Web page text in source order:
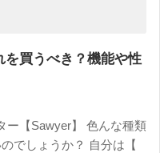
を買うべき？機能や性
ー【Sawyer】 色んな種類
でしょうか？ 自分は【